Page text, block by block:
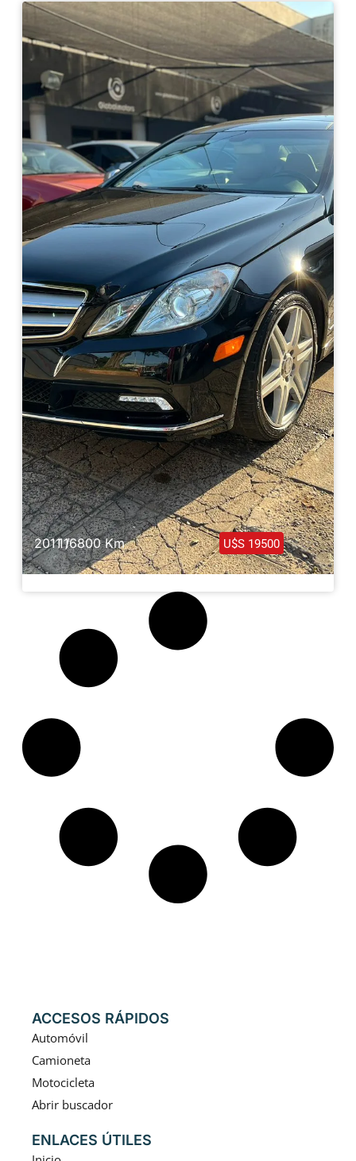
Haz clic aquí
2011 /116800 Km U$S 19500
Mercedes Benz E350 Coupe 2011
ACCESOS RÁPIDOS
Automóvil
Camioneta
Motocicleta
Abrir buscador
ENLACES ÚTILES